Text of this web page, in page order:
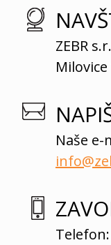
ZEBR
Milovice
Naše e-
Telefon: